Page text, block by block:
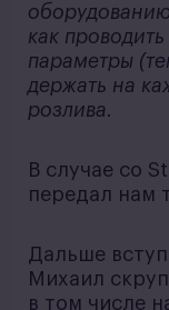
как
параметры
держать на
розлива.
В случае со
передал нам
Дальше
Михаил
в том числе